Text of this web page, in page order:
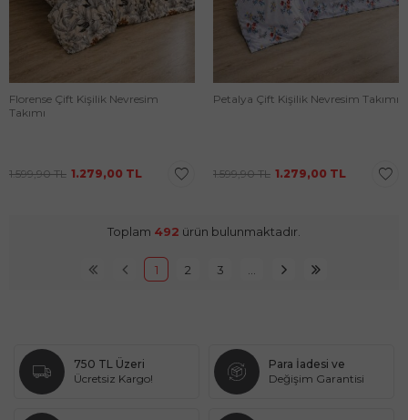
Florense Çift Kişilik Nevresim
Takımı
1.599,90TL 1.279,00 TL
Petalya Çift Kişilik Nevresim Takımı
1.599,90TL 1.279,00 TL
Toplam 492 ürün bulunmaktadır.
1 2 3
750 TL Üzeri
Ücretsiz Kargo!
Para İadesi ve
Değişim Garantisi